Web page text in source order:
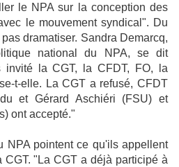
le NPA sur la conception des
le mouvement syndical". Du
dramatiser. Sandra Demarcq,
national du NPA, se dit
invité la CGT, la CFDT, FO, la
t-elle. La CGT a refusé, CFDT
et Gérard Aschiéri (FSU) et
ont accepté."
NPA pointent ce qu'ils appellent
CGT. "La CGT a déjà participé à